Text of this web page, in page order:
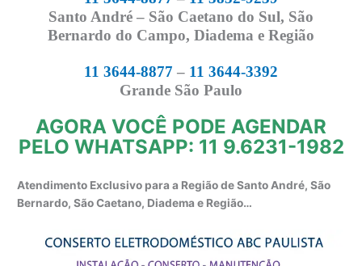
Santo André – São Caetano do Sul, São
Bernardo do Campo, Diadema e Região
11 3644-8877 – 11 3644-3392
Grande São Paulo
AGORA VOCÊ PODE AGENDAR
PELO WHATSAPP: 11 9.6231-1982
Atendimento Exclusivo para a Região de Santo André, São
Bernardo, São Caetano, Diadema e Região…